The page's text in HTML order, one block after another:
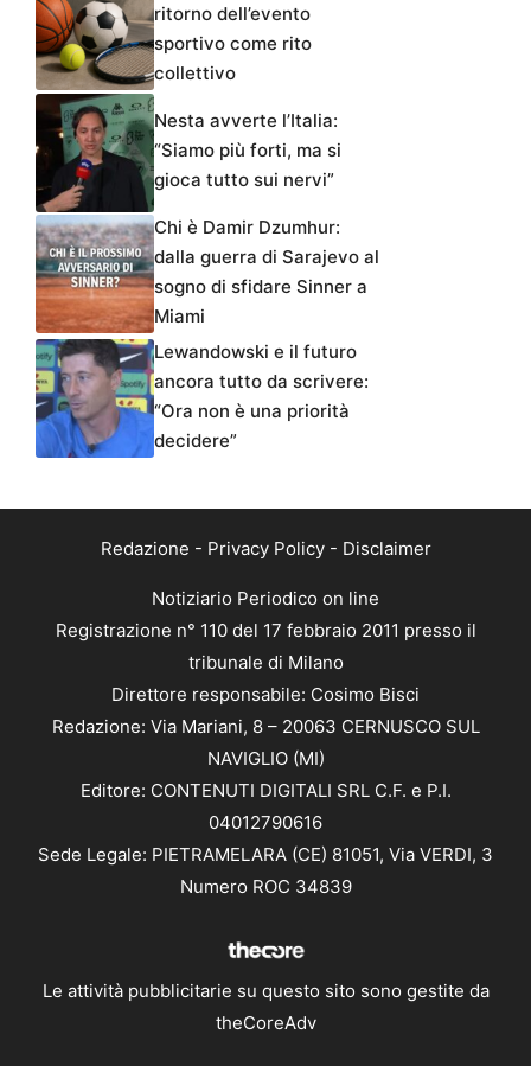
ritorno dell’evento
sportivo come rito
collettivo
Nesta avverte l’Italia:
“Siamo più forti, ma si
gioca tutto sui nervi”
Chi è Damir Dzumhur:
dalla guerra di Sarajevo al
sogno di sfidare Sinner a
Miami
Lewandowski e il futuro
ancora tutto da scrivere:
“Ora non è una priorità
decidere”
Redazione - Privacy Policy- Disclaimer
Notiziario Periodico on line
Registrazione n° 110 del 17 febbraio 2011 presso il
tribunale di Milano
Direttore responsabile: Cosimo Bisci
Redazione: Via Mariani, 8 – 20063 CERNUSCO SUL
NAVIGLIO (MI)
Editore: CONTENUTI DIGITALI SRL C.F. e P.I.
04012790616
Sede Legale: PIETRAMELARA (CE) 81051, Via VERDI, 3
Numero ROC 34839
Le attività pubblicitarie su questo sito sono gestite da
theCoreAdv